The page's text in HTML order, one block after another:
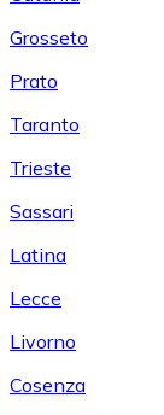
Grosseto
Prato
Taranto
Trieste
Sassari
Latina
Lecce
Livorno
Cosenza